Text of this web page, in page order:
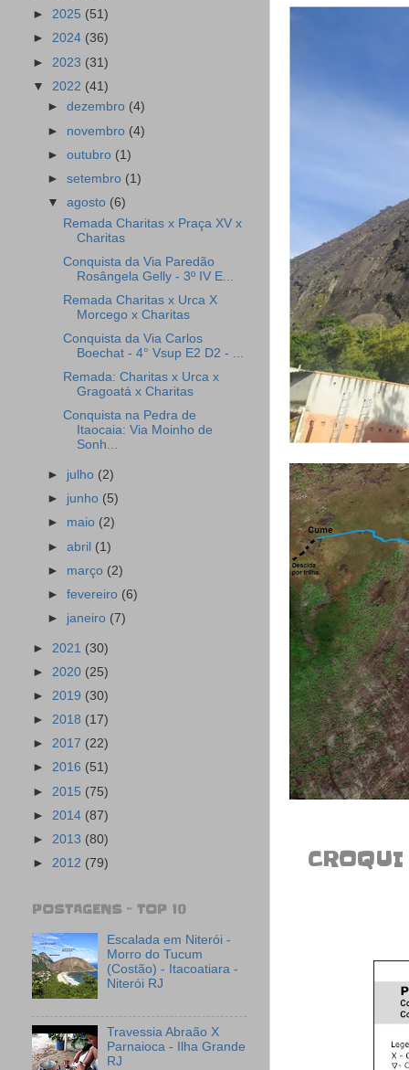
CROQUI
► 2025 (51)
► 2024 (36)
► 2023 (31)
▼ 2022 (41)
►dezembro (4)
► novembro (4)
►outubro (1)
►setembro (1)
▼agosto (6)
Remada Charitas x Praça XV x
Charitas
Conquista da Via Paredão
Rosângela Gelly - 3º IV E...
Remada Charitas x Urca X
Morcego x Charitas
Conquista da Via Carlos
Boechat - 4° Vsup E2 D2 - ...
Remada: Charitas x Urca x
Gragoatá x Charitas
Conquista na Pedra de
Itaocaia: Via Moinho de
Sonh...
► julho (2)
► junho (5)
► maio (2)
►abril (1)
► março (2)
►fevereiro (6)
► janeiro (7)
► 2021 (30)
► 2020 (25)
► 2019 (30)
► 2018 (17)
► 2017 (22)
► 2016 (51)
► 2015 (75)
► 2014 (87)
► 2013 (80)
► 2012 (79)
POSTAGENS - TOP 10
Escalada em Niterói -
Morro do Tucum
(Costão) - Itacoatiara -
Niterói RJ
Travessia Abraão X
Parnaioca - Ilha Grande
RJ